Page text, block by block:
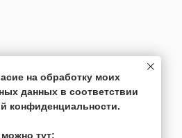
на обработку моих
данных в соответствии
конфиденциальности.
тут: